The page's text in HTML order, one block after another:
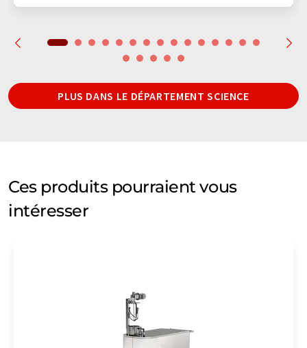
PLUS DANS LE DÉPARTEMENT SCIENCE
Ces produits pourraient vous
intéresser